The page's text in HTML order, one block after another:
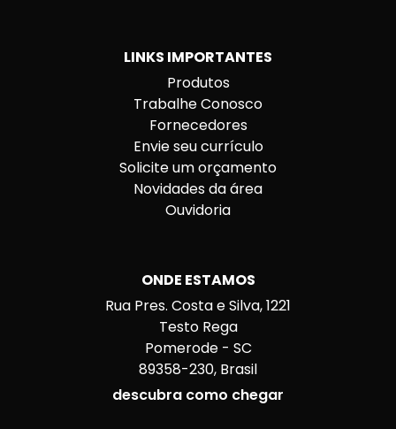
LINKS IMPORTANTES
Produtos
Trabalhe Conosco
Fornecedores
Envie seu currículo
Solicite um orçamento
Novidades da área
Ouvidoria
ONDE ESTAMOS
Rua Pres. Costa e Silva, 1221
Testo Rega
Pomerode - SC
89358-230, Brasil
descubra como chegar